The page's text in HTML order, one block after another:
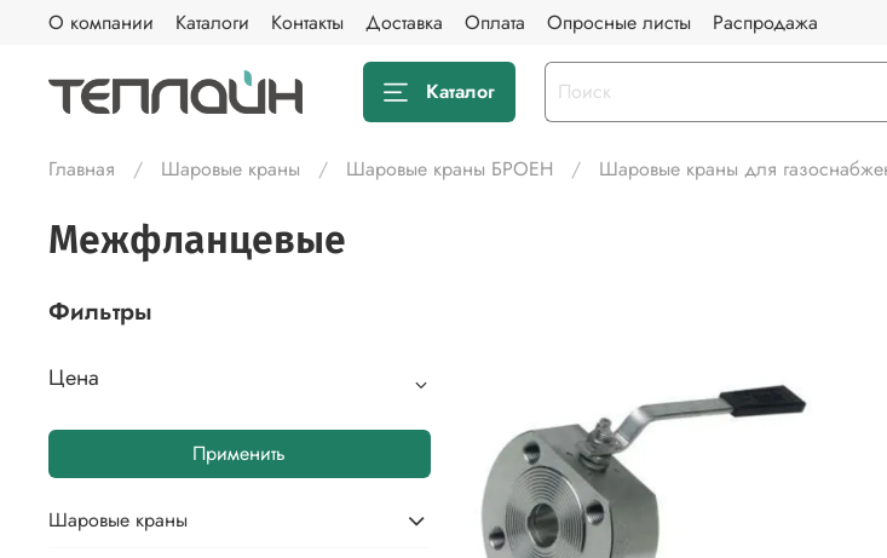
О компании Каталоги Контакты Доставка Оплата Опросные листы Распродажа
Каталог
Главная Шаровые краны Шаровые краны БРОЕН Шаровые краны для
Межфланцевые
Фильтры
Цена
Применить
Шаровые краны